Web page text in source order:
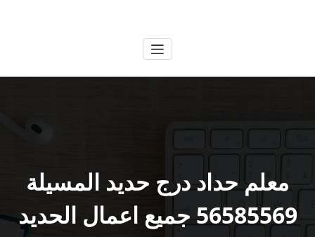
معلم حداد درج حديد المسيلة
56585569 جميع اعمال الحديد